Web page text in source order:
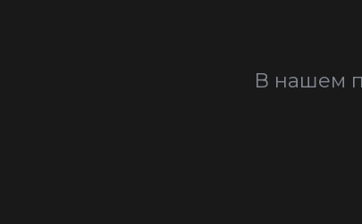
В нашем